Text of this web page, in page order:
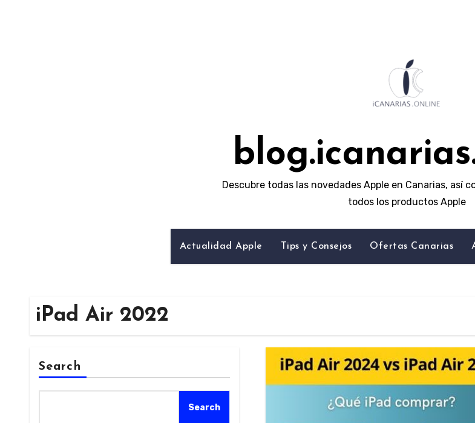
Descubre todas las novedades Apple en Canarias, así
todos los productos Apple
Actualidad Apple Tips y Consejos Ofertas Canarias
iPad Air 2022
Search
Search